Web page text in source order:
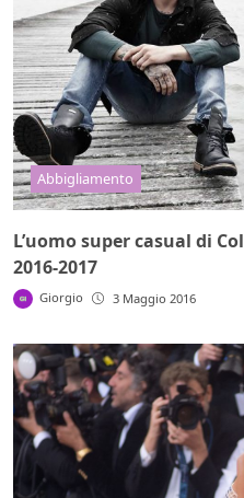
Abbigliamento
L’uomo super casual di
2016-2017
Giorgio 3 Maggio 2016